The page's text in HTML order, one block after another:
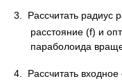
3. Рассчитать радиус
расстояние (f) и
параболоида
4. Рассчитать входное